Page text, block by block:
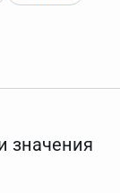
от
значения